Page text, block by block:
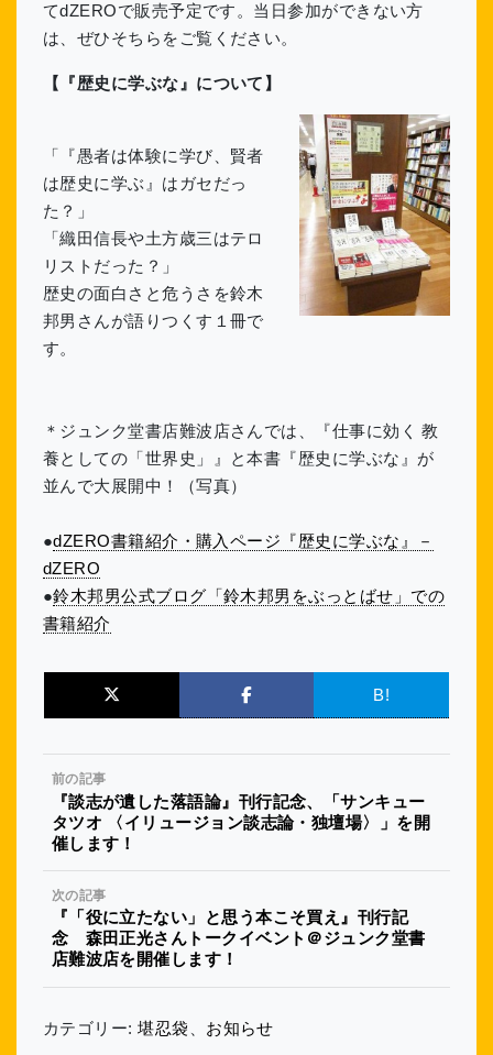
てdZEROで販売予定です。当日参加ができない方
は、ぜひそちらをご覧ください。
【『歴史に学ぶな』について】
「『愚者は体験に学び、賢者
は歴史に学ぶ』はガセだっ
た？」
「織田信長や土方歳三はテロ
リストだった？」
歴史の面白さと危うさを鈴木
邦男さんが語りつくす１冊で
す。
＊ジュンク堂書店難波店さんでは、『仕事に効く 教
養としての「世界史」』と本書『歴史に学ぶな』が
並んで大展開中！（写真）
●dZERO書籍紹介・購入ページ『歴史に学ぶな』－
dZERO
●鈴木邦男公式ブログ「鈴木邦男をぶっとばせ」での
書籍紹介
B!
前の記事
『談志が遺した落語論』刊行記念、「サンキュー
タツオ 〈イリュージョン談志論・独壇場〉」を開
催します！
次の記事
『「役に立たない」と思う本こそ買え』刊行記
念 森田正光さんトークイベント＠ジュンク堂書
店難波店を開催します！
カテゴリー:堪忍袋 お知らせ